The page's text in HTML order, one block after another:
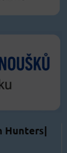
Hunters|